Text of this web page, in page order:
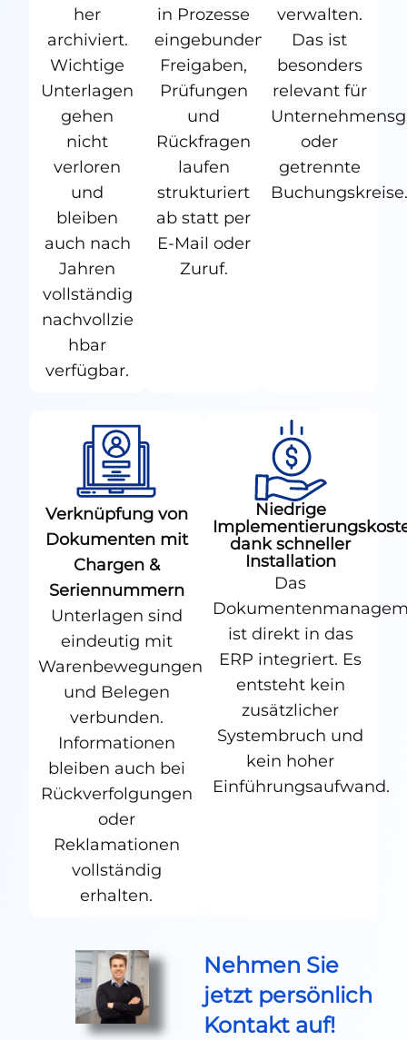
her
archiviert.
Wichtige
Unterlagen
gehen
nicht
verloren
und
bleiben
auch nach
Jahren
vollständig
nachvollzie
hbar
verfügbar.
in Prozesse
eingebunden.
Freigaben,
Prüfungen
und
Rückfragen
laufen
strukturiert
ab statt per
E-Mail oder
Zuruf.
verwalten.
Das ist
besonders
relevant für
oder
getrennte
Buchungskreise.
Verknüpfung von
Dokumenten mit
Chargen &
Seriennummern
Unterlagen sind
eindeutig mit
Warenbewegungen
und Belegen
verbunden.
Informationen
bleiben auch bei
Rückverfolgungen
oder
Reklamationen
vollständig
erhalten.
Niedrige
dank schneller
Installation
Das
ist direkt in das
ERP integriert. Es
entsteht kein
zusätzlicher
Systembruch und
kein hoher
Einführungsaufwand.
Nehmen Sie
jetzt persönlich
Kontakt auf!